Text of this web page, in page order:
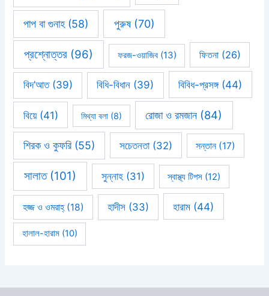
পাপ বা গুনাহ(58) পুরুষ(70)
প্রশ্নোত্তর (96) ফরজ-ওয়াজিব(13) ফিতনা(26)
বিদ’আত(39) বিধি-বিধান (39) বিবিধ-প্রসঙ্গ(44)
বিয়ে(41) মিথ্যা বলা(8) রোজা ও রমজান (84)
শিরক ও কুফরি(55) সচেতনতা(32) সন্তান(17)
সালাত(101) সুন্নাহ (31) স্বাস্থ্য টিপস (12)
হজ্জ ও ওমরাহ্‌(18) হাদীস(33) হারাম (44)
হালাল-হারাম(10)